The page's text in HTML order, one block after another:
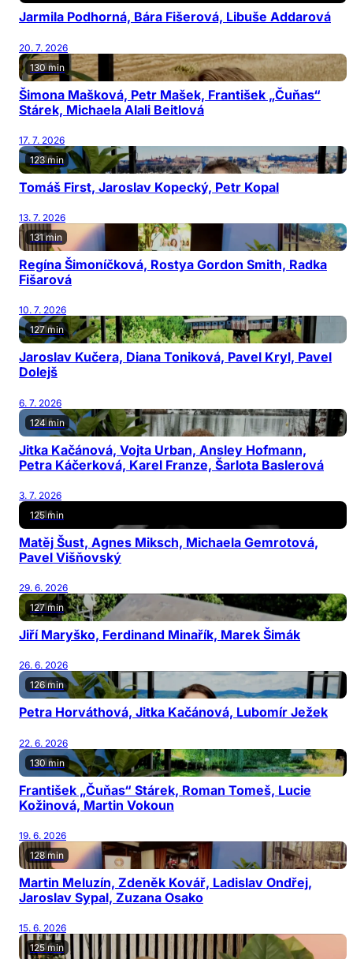
Jarmila Podhorná, Bára Fišerová, Libuše Addarová
20. 7. 2026
130 min
Šimona Mašková, Petr Mašek, František „Čuňas“
Stárek, Michaela Alali Beitlová
17. 7. 2026
123 min
Tomáš First, Jaroslav Kopecký, Petr Kopal
13. 7. 2026
131 min
Regína Šimoníčková, Rostya Gordon Smith, Radka
Fišarová
10. 7. 2026
127 min
Jaroslav Kučera, Diana Toniková, Pavel Kryl, Pavel
Dolejš
6. 7. 2026
124 min
Jitka Kačánová, Vojta Urban, Ansley Hofmann,
Petra Káčerková, Karel Franze, Šarlota Baslerová
3. 7. 2026
125 min
Matěj Šust, Agnes Miksch, Michaela Gemrotová,
Pavel Višňovský
29. 6. 2026
127 min
Jiří Maryško, Ferdinand Minařík, Marek Šimák
26. 6. 2026
126 min
Petra Horváthová, Jitka Kačánová, Lubomír Ježek
22. 6. 2026
130 min
František „Čuňas“ Stárek, Roman Tomeš, Lucie
Kožinová, Martin Vokoun
19. 6. 2026
128 min
Martin Meluzín, Zdeněk Kovář, Ladislav Ondřej,
Jaroslav Sypal, Zuzana Osako
15. 6. 2026
125 min